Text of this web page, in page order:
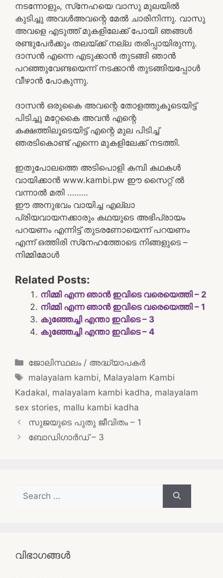
നടന്നോളും, സ്‌നേഹയെ വാസു മുലയില്‍
കുടിച്ചു അവള്‍അവന്റെ മേല്‍ ചാരിനിന്നു. വാസു
അവളെ എടുത്ത് മുകളിലേക്ക് പോയി ഞങ്ങള്‍
രണ്ടുപേര്‍ക്കും തലയ്ക്ക് നല്ല തരിപ്പായിരുന്നു.
ദാസന്‍ എന്നെ എടുക്കാന്‍ തുടങ്ങി ഞാന്‍
പറഞ്ഞുവേണ്ടയെന്ന് നടക്കാന്‍ തുടങ്ങിയപ്പോള്‍
വീഴാന്‍ പോകുന്നു.
ദാസന്‍ ഒരുകൈ അവന്റെ തോളത്തുകൂടെയിട്ട്
പിടിച്ചു മറ്റേകൈ അവന്‍ എന്റെ
കക്ഷത്തിലൂടെയിട്ട് എന്റെ മുല പിടിച്ച്
ഞരടികൊണ്ട് എന്നെ മുകളിലേക്ക് നടത്തി.
ഇതുപോലത്തെ അടിപൊളി കമ്പി കഥകൾ
വായിക്കാൻ www.kambi.pw ഈ സൈറ്റ് ൽ
വന്നാൽ മതി ………
ഈ അനുഭവം വായിച്ച എല്ലാ
പ്രിയവായനക്കാരും കഥയുടെ അഭിപ്രായം
പറയണം എന്നിട്ട് തുടരണോയെന്ന് പറയണം
എന്ന് ഒത്തിരി സ്‌നേഹത്തോടെ നിങ്ങളുടെ –
നിമ്മിമോള്‍
Related Posts:
നിമ്മി എന്ന ഞാന്‍ ഇവിടെ വരെയെത്തി – 2
നിമ്മി എന്ന ഞാന്‍ ഇവിടെ വരെയെത്തി – 1
കുഞ്ഞേച്ചി എന്താ ഇവിടെ – 3
കുഞ്ഞേച്ചി എന്താ ഇവിടെ – 4
Categories
ജോലിസ്ഥലം / അദ്ധ്യാപകർ
Tags
malayalam kambi, Malayalam Kambi
Kadakal, malayalam kambi kadha, malayalam
sex stories, mallu kambi kadha
Post
navigation
സുജയുടെ പുതു ജീവിതം – 1
ബോഡിഗാർഡ് – 3
Search
for:
വിഭാഗങ്ങൾ